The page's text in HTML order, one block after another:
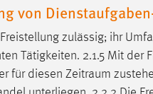
von
zulässig; ihr
Tätigkeiten. 2.1.5 Mit
für diesen Zeitraum
von diesen